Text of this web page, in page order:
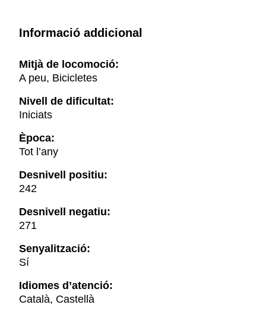
Informació addicional
Mitjà de locomoció:
A peu, Bicicletes
Nivell de dificultat:
Iniciats
Època:
Tot l’any
Desnivell positiu:
242
Desnivell negatiu:
271
Senyalització:
Sí
Idiomes d’atenció:
Català, Castellà